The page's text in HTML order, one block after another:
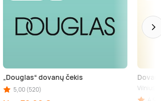
(aps.), Trakai (aps.), Šiauliai (aps.), Kupiškis (aps.),
„Douglas“ dovanų čekis
5,00 (520)
Vilnius